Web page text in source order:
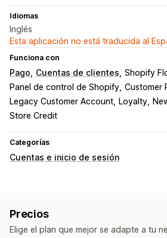
Idiomas
Inglés
Esta aplicación no está traducida al
Funciona con
Pago Cuentas de clientes Shopify
Panel de control de Shopify Customer
Legacy Customer Account
Loyalty
Store Credit
Categorías
Cuentas e inicio de sesión
Inicio de sesión único (SSO)
Verificación de correo electrónico
Precios
Elige el plan que mejor se adapte a tu